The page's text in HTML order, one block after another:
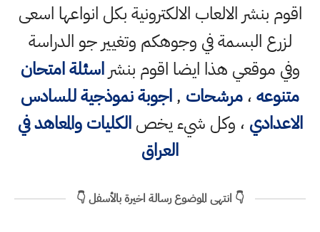
اقوم بنشر الالعاب الالكترونية بكل انواعها اسعى
لزرع البسمة في وجوهكم وتغيير جو الدراسة
وفي موقعي هذا ايضا اقوم بنشراسئلة امتحان
متنوعه،مرشحات ,اجوبة نموذجية للسادس
الاعدادي ، وكل شيء يخصالكليات والمعاهد في
العراق
👇 انتهى الموضوع رسالة اخيرة بالأسفل 👇